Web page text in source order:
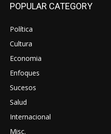
POPULAR CATEGORY
Política
Cultura
Economia
Enfoques
Sucesos
Salud
Internacional
Misc.